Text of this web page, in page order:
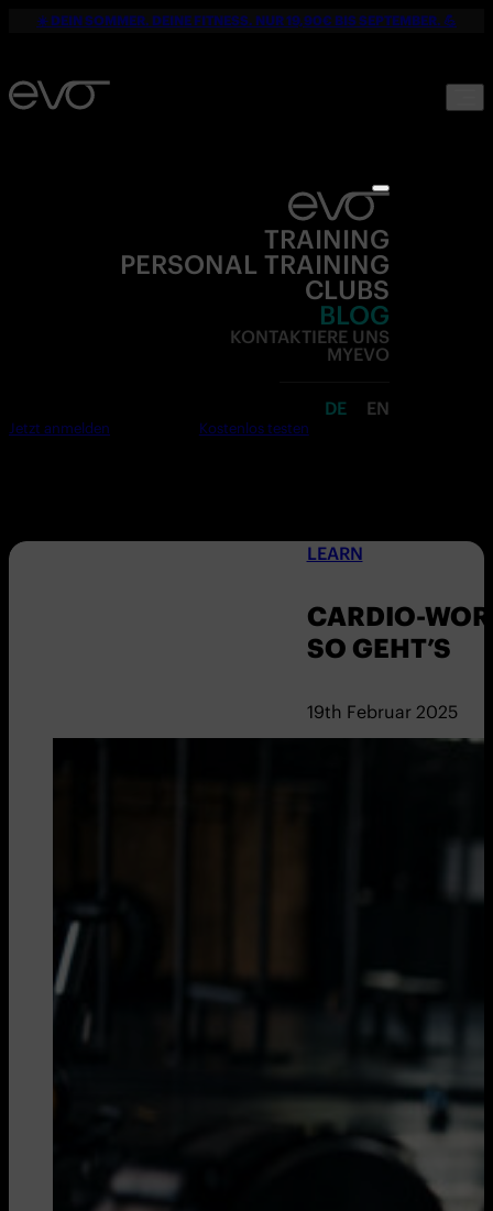
☀️ DEIN SOMMER. DEINE FITNESS. NUR 19,90€ BIS SEPTEMBER. 💪
TRAINING
PERSONAL TRAINING
CLUBS
BLOG
KONTAKTIERE UNS
MYEVO
DE EN
Jetzt anmelden Kostenlos testen
LEARN
CARDIO-
SO GEHT’S
19th Februar 2025